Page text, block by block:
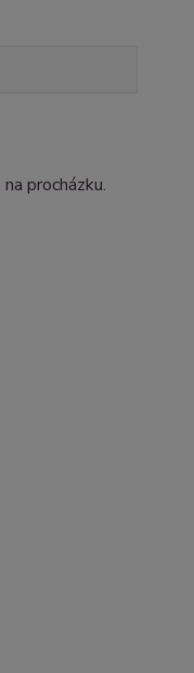
procházku.